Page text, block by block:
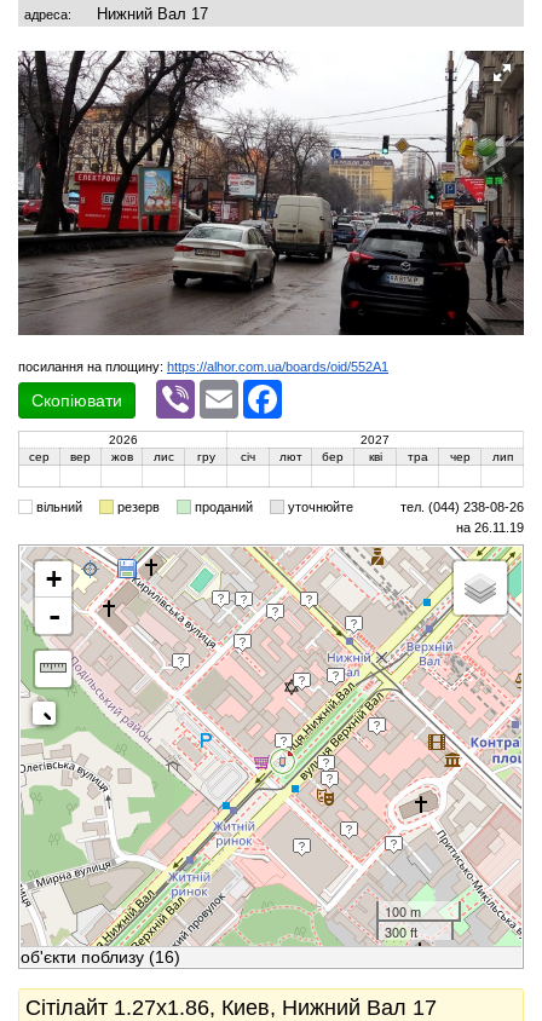
адреса: Нижний Вал 17
посилання на площину: https://alhor.com.ua/boards/oid/552A1
Скопіювати
Viber Email
2026
2027
сер
вер жов лис гру січ лют бер кві тра чер лип
вільний резерв проданий уточнюйте
тел. (044) 238-08-26
на 26.11.19
+
-
100 m
300 ft
об'єкти поблизу (16)
Сітілайт 1.27x1.86, Киев, Нижний Вал 17